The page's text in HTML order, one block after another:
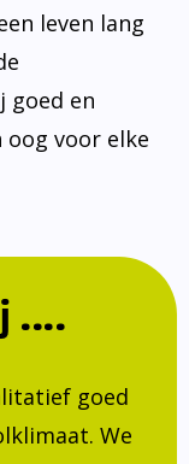
leven lang
goed en
voor elke
....
goed
We